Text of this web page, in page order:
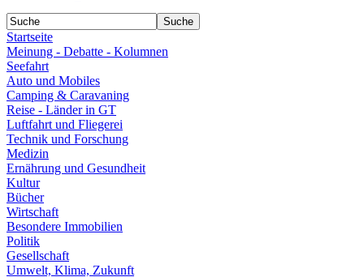
Startseite
Meinung - Debatte - Kolumnen
Seefahrt
Auto und Mobiles
Camping & Caravaning
Reise - Länder in GT
Luftfahrt und Fliegerei
Technik und Forschung
Medizin
Ernährung und Gesundheit
Kultur
Bücher
Wirtschaft
Besondere Immobilien
Politik
Gesellschaft
Umwelt, Klima, Zukunft